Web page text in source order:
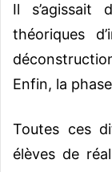
Il s’agissait
théoriques
Enfin, la
Toutes ces
élèves de